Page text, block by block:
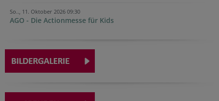
So.., 11. Oktober 2026 09:30
AGO - Die Actionmesse für Kids